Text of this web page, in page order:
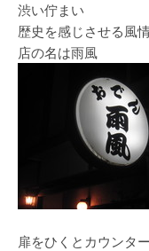
渋い佇まい
歴史を感じさせる風
店の名は雨風
扉をひくとカウンタ